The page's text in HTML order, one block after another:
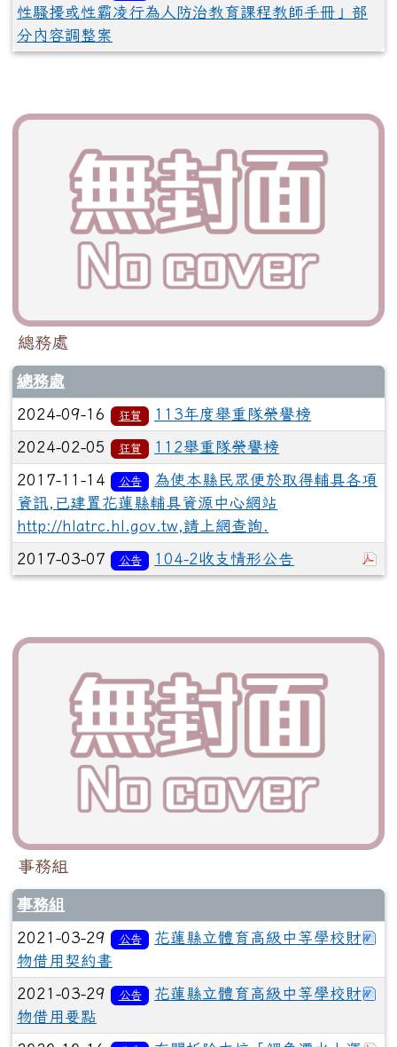
性騷擾或性霸凌行為人防治教育課程教師手冊」部
分內容調整案
總務處
總務處
2024-09-16 狂賀 113年度舉重隊榮譽榜
2024-02-05 狂賀 112舉重隊榮譽榜
2017-11-14 公告
為使本縣民眾便於取得輔具各項
資訊,已建置花蓮縣輔具資源中心網站
http://hlatrc.hl.gov.tw,請上網查詢.
2017-03-07 公告 104-2收支情形公告
事務組
事務組
2021-03-29 公告
花蓮縣立體育高級中等學校財
物借用契約書
2021-03-29 公告
花蓮縣立體育高級中等學校財
物借用要點